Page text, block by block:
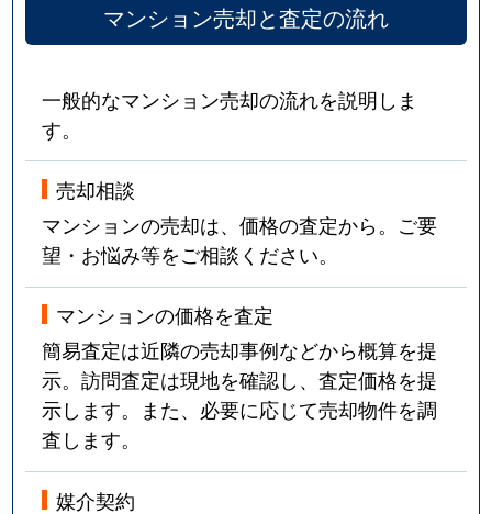
マンション売却と査定の流れ
一般的なマンション売却の流れを説明しま
す。
売却相談
マンションの売却は、価格の査定から。ご要
望・お悩み等をご相談ください。
マンションの価格を査定
簡易査定は近隣の売却事例などから概算を提
示。訪問査定は現地を確認し、査定価格を提
示します。また、必要に応じて売却物件を調
査します。
媒介契約